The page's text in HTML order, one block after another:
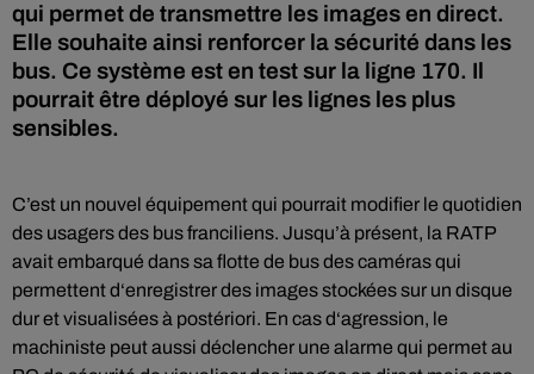
qui permet de transmettre les images en direct.
Elle souhaite ainsi renforcer la sécurité dans les
bus. Ce système est en test sur la ligne 170. Il
pourrait être déployé sur les lignes les plus
sensibles.
C’est un nouvel équipement qui pourrait modifier le quotidien
des usagers des bus franciliens. Jusqu’à présent, la RATP
avait embarqué dans sa flotte de bus des caméras qui
permettent d‘enregistrer des images stockées sur un disque
dur et visualisées à postériori. En cas d‘agression, le
machiniste peut aussi déclencher une alarme qui permet au